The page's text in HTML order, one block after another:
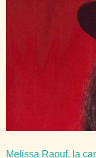
Melissa Raouf, la